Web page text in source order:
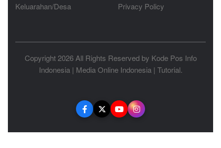
Keluarahan/Desa
Privacy Policy
Copyright 2026 All Rights Reserved by Kode Pos Info
Indonesia| Media Online Indonesia| Tutorial.